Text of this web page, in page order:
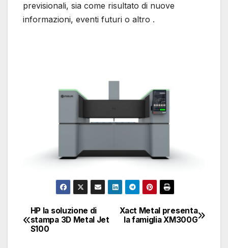
previsionali, sia come risultato di nuove
informazioni, eventi futuri o altro .
Navigazione
articoli
Xact Metal presenta
la famiglia XM300G
HP la soluzione di
stampa 3D Metal Jet
S100